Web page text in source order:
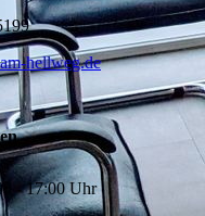
hellweg.de
- 17:00 Uhr